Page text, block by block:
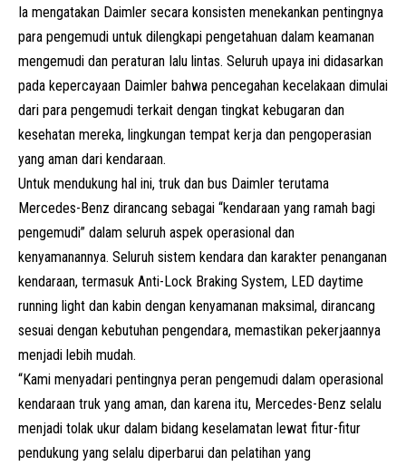
Ia mengatakan Daimler secara konsisten menekankan pentingnya
para pengemudi untuk dilengkapi pengetahuan dalam keamanan
mengemudi dan peraturan Ialu lintas. Seluruh upaya ini didasarkan
pada kepercayaan Daimler bahwa pencegahan kecelakaan dimulai
dari para pengemudi terkait dengan tingkat kebugaran dan
kesehatan mereka, lingkungan tempat kerja dan pengoperasian
yang aman dari kendaraan.
Untuk mendukung hal ini, truk dan bus Daimler terutama
Mercedes-Benz dirancang sebagai “kendaraan yang ramah bagi
pengemudi” dalam seluruh aspek operasional dan
kenyamanannya. Seluruh sistem kendara dan karakter penanganan
kendaraan, termasuk Anti-Lock Braking System, LED daytime
running light dan kabin dengan kenyamanan maksimal, dirancang
sesuai dengan kebutuhan pengendara, memastikan pekerjaannya
menjadi lebih mudah.
“Kami menyadari pentingnya peran pengemudi dalam operasional
kendaraan truk yang aman, dan karena itu, Mercedes-Benz selalu
menjadi tolak ukur dalam bidang keselamatan lewat fitur-fitur
pendukung yang selalu diperbarui dan pelatihan yang